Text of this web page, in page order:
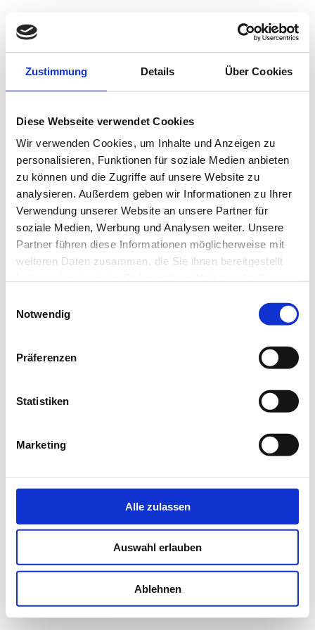
Zustimmung Details Über Cookies
Diese Webseite verwendet Cookies
Wir verwenden Cookies, um Inhalte und Anzeigen zu
personalisieren, Funktionen für soziale Medien anbieten
zu können und die Zugriffe auf unsere Website zu
analysieren. Außerdem geben wir Informationen zu Ihrer
Verwendung unserer Website an unsere Partner für
soziale Medien, Werbung und Analysen weiter. Unsere
Partner führen diese Informationen möglicherweise mit
weiteren Daten zusammen, die Sie ihnen bereitgestellt
Notwendig
Präferenzen
Statistiken
Marketing
Alle zulassen
Auswahl erlauben
Ablehnen